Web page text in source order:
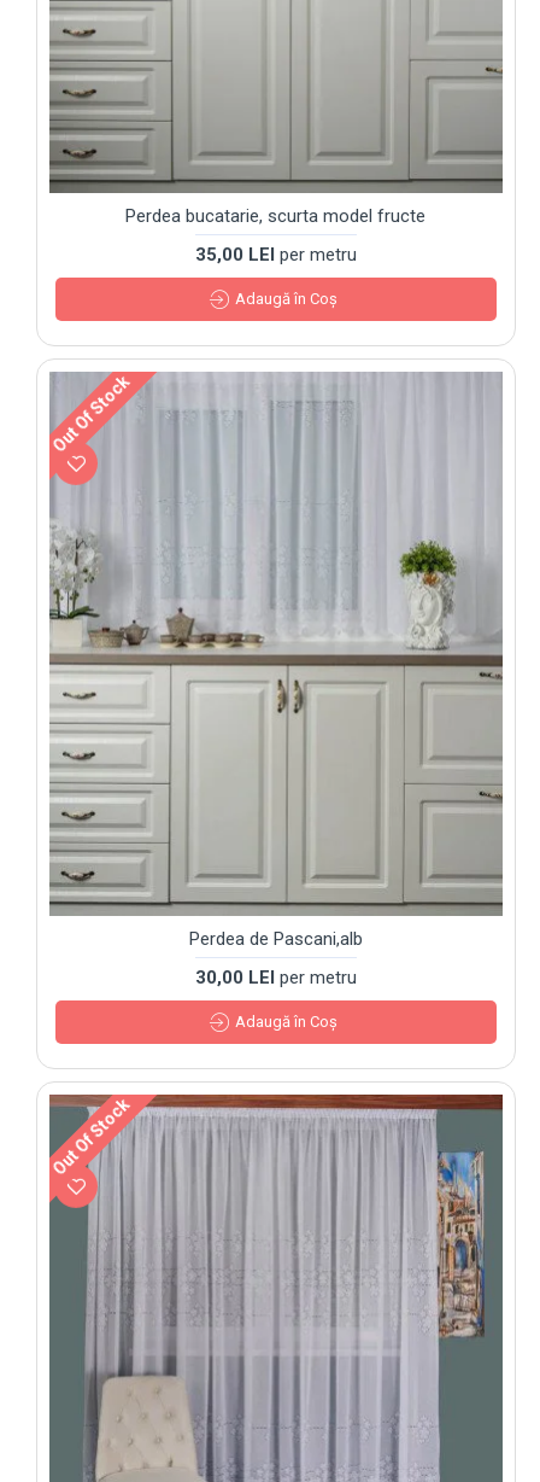
Perdea bucatarie, scurta model fructe
35,00 LEI per metru
Adaugă în Coş
Out Of Stock
Perdea de Pascani,alb
30,00 LEI per metru
Adaugă în Coş
Out Of Stock